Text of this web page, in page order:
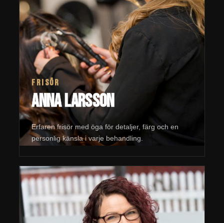
FRISÖR
Anna Larsson
Erfaren frisör med öga för detaljer, färg och en
personlig känsla i varje behandling.